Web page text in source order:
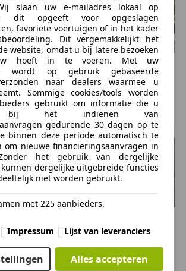
Renault Laguna
€ 1.850
179.205 km, 06/2005
HEEMSKERK, NL
€ 2.495
slaan uw e-mailadres lokaal op
dit opgeeft voor opgeslagen
favoriete voertuigen of in het kader
Dit vergemakkelijkt het
website, omdat u bij latere bezoeken
hoeft in te voeren. Met uw
wordt op gebruik gebaseerde
naar dealers waarmee u
Sommige cookies/tools worden
gebruikt om informatie die u
bij het indienen van
gedurende 30 dagen op te
binnen deze periode automatisch te
om nieuwe financieringsaanvragen in
het gebruik van dergelijke
dergelijke uitgebreide functies
niet worden gebruikt.
met 225 aanbieders.
| Impressum | Lijst van leveranciers
Alles accepteren